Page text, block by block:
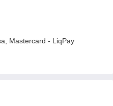
Mastercard - LiqPay